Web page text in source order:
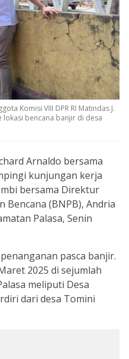
Komisi VIII DPR RI Matindas J.
lokasi bencana banjir di desa
Arnaldo bersama
kunjungan kerja
bersama Direktur
(BNPB), Andria
Palasa, Senin
pasca banjir.
2025 di sejumlah
meliputi Desa
dari desa Tomini